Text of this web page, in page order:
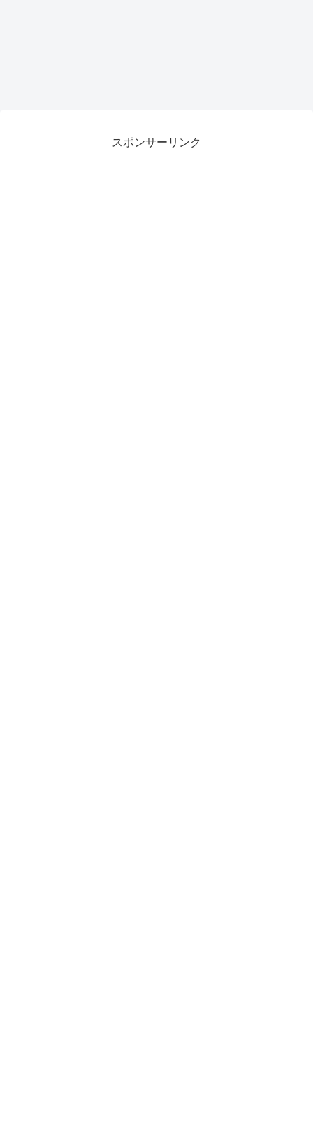
スポンサーリンク